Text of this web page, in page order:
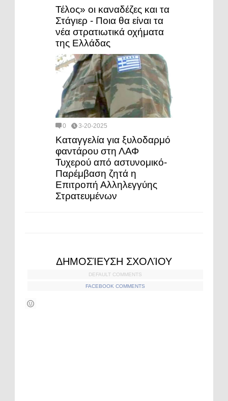
Τέλος» οι καναδέζες και τα
Στάγιερ - Ποια θα είναι τα
νέα στρατιωτικά οχήματα
της Ελλάδας
0 3-20-2025
Καταγγελία για ξυλοδαρμό
φαντάρου στη ΛΑΦ
Τυχερού από αστυνομικό-
Παρέμβαση ζητά η
Επιτροπή Αλληλεγγύης
Στρατευμένων
ΔΗΜΟΣΊΕΥΣΗ ΣΧΟΛΊΟΥ
DEFAULT COMMENTS
FACEBOOK COMMENTS